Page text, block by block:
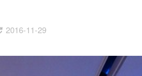
2016-11-29